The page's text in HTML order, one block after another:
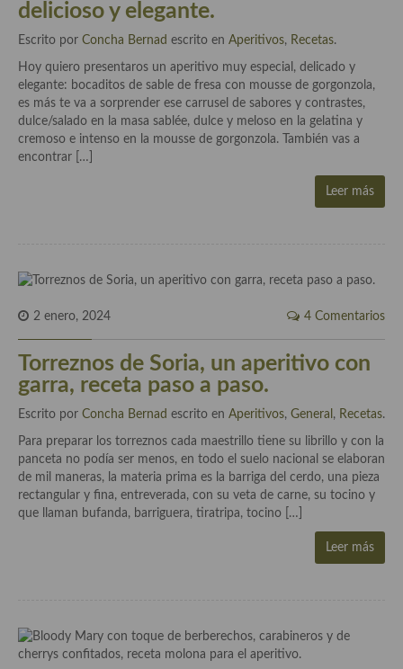
Cocina Azerí (Azerbaiyán)
Cocina de Egipto
Cocina de Tunez
Cocina Oriental
Cocina Tailandesa
Cocina HIndú
Cocina China
Cocina del Pacifico
Cocina filipina
Cocina de Hawái
Cocina de Madagascar
Cocina Sefardí
delicioso y elegante.
Escrito por Concha Bernad escrito en Aperitivos, Recetas.
Hoy quiero presentaros un aperitivo muy especial, delicado y
elegante: bocaditos de sable de fresa con mousse de gorgonzola,
es más te va a sorprender ese carrusel de sabores y contrastes,
dulce/salado en la masa sablée, dulce y meloso en la gelatina y
cremoso e intenso en la mousse de gorgonzola. También vas a
encontrar […]
Leer más
2 enero, 2024 4 Comentarios
Torreznos de Soria, un aperitivo con
garra, receta paso a paso.
Escrito por Concha Bernad escrito en Aperitivos, General , Recetas.
Para preparar los torreznos cada maestrillo tiene su librillo y con la
panceta no podía ser menos, en todo el suelo nacional se elaboran
de mil maneras, la materia prima es la barriga del cerdo, una pieza
rectangular y fina, entreverada, con su veta de carne, su tocino y
que llaman bufanda, barriguera, tiratripa, tocino […]
Leer más